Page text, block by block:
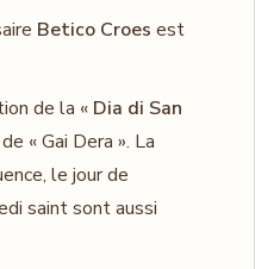
Betico Croes est
de la « Dia di San
« Gai Dera ». La
le jour de
saint sont aussi